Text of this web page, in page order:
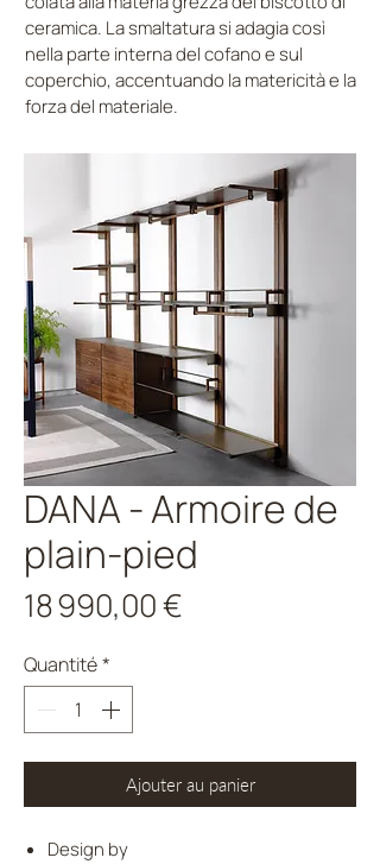
ceramica. La smaltatura si adagia così
nella parte interna del cofano e sul
coperchio, accentuando la matericità e la
forza del materiale.
DANA - Armoire de
plain-pied
18 990,00 €
Quantité*
Ajouter au panier
Design by